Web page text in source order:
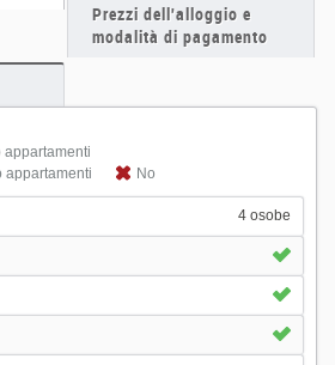
Prezzi dell'alloggio e
modalità di pagamento
appartamenti
appartamenti
No
4 osobe